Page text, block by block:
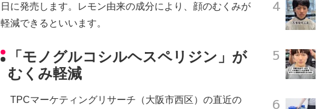
日に発売します。レモン由来の成分により、顔のむくみが
軽減できるといいます。
「モノグルコシルヘスペリジン」が
むくみ軽減
TPCマーケティングリサーチ（大阪市西区）の直近の